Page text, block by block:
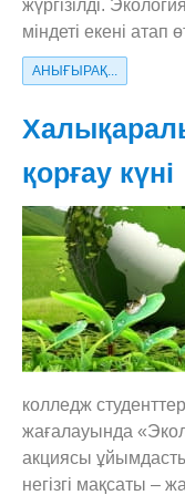
жүргізілді.
міндеті екені атап
АНЫҒЫРАҚ...
қорғау күні
колледж
жағалауында
акциясы
негізгі мақсаты –